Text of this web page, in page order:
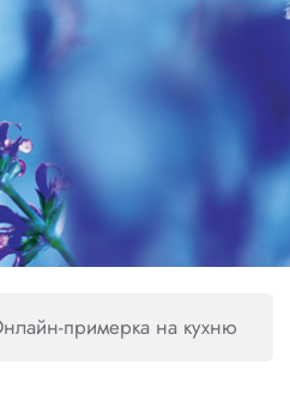
примерка на кухню